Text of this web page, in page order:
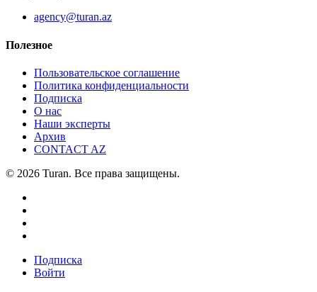
agency@turan.az
Полезное
Пользовательское соглашение
Политика конфиденциальности
Подписка
О нас
Наши эксперты
Архив
CONTACT AZ
© 2026 Turan. Все права защищены.
Подписка
Войти